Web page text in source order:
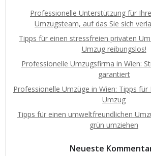
Professionelle Unterstützung für
Umzugsteam, auf das Sie sich
Tipps für einen stressfreien privaten
Umzug reibungslos!
Professionelle Umzugsfirma in Wien:
garantiert
Professionelle Umzüge in Wien: Tipps für
Umzug
Tipps für einen umweltfreundlichen
grün umziehen
Neueste